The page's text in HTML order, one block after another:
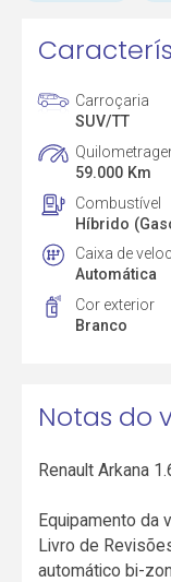
Carroçaria
SUV/TT
59.000 Km
Combustível
Híbrido
Caixa de
Automática
Cor exterior
Branco
Notas do
Renault Arkana
Equipamento da
Livro de
automático bi-